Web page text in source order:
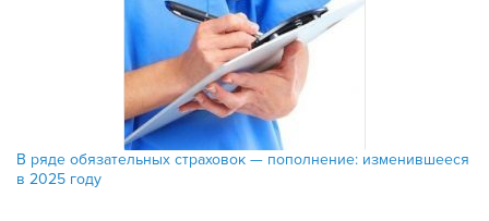
В ряде обязательных страховок — пополнение: изменившееся
в 2025 году